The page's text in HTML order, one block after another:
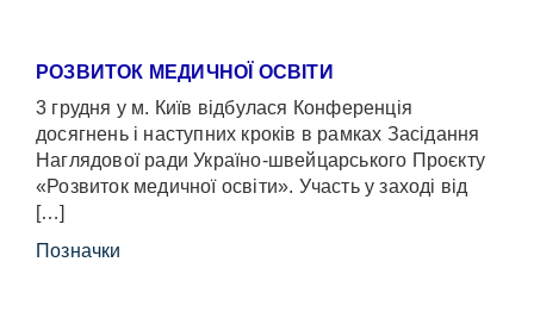
РОЗВИТОК МЕДИЧНОЇ ОСВІТИ
3 грудня у м. Київ відбулася Конференція
досягнень і наступних кроків в рамках Засідання
Наглядової ради Україно-швейцарського Проєкту
«Розвиток медичної освіти». Участь у заході від
[…]
Позначки